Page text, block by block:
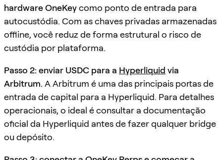
hardware OneKeycomo ponto de entrada para
autocustódia. Com as chaves privadas armazenadas
offline, você reduz de forma estrutural o risco de
custódia por plataforma.
Passo 2: enviar USDC para a Hyperliquid via
Arbitrum. A Arbitrum é uma das principais portas de
entrada de capital para a Hyperliquid. Para detalhes
operacionais, o ideal é consultar a documentação
oficial da Hyperliquid antes de fazer qualquer bridge
ou depósito.